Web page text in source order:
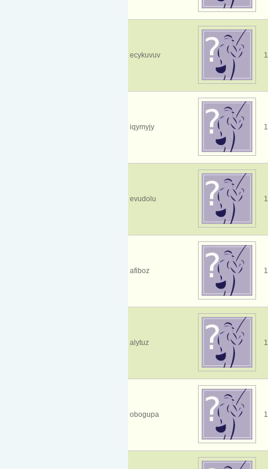
ecykuvuv
iqymyjy
evudolu
afiboz
alytuz
obogupa